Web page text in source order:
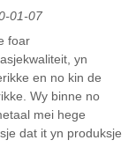
01-07
foar
yn
en no kin de
Wy binne no
mei hege
dat it yn produksje